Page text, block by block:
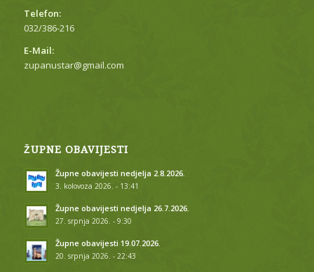
Telefon:
032/386-216
E-Mail:
zupanustar@gmail.com
ŽUPNE OBAVIJESTI
Župne obavijesti nedjelja 2.8.2026.
3. kolovoza 2026. - 13:41
Župne obavijesti nedjelja 26.7.2026.
27. srpnja 2026. - 9:30
Župne obavijesti 19.07.2026.
20. srpnja 2026. - 22:43